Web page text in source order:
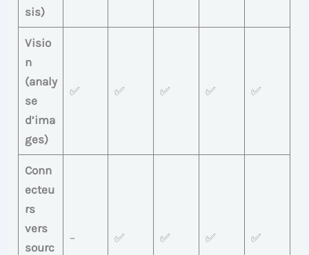
sis)
Visio
n
(analy
se
d’ima
ges)
✅ ✅ ✅ ✅ ✅
Conn
ecteu
rs
vers
sourc
– ✅ ✅ ✅ ✅